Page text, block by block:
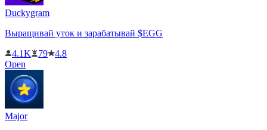
Duckygram
Выращивай уток и зарабатывай $EGG
4.1K
79
4.8
Open
Major